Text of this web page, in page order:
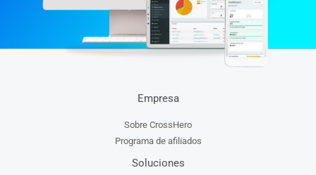
Empresa
Sobre CrossHero
Programa de afiliados
Soluciones